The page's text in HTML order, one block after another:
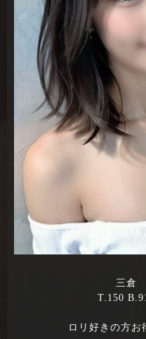
三倉
T.150
ロリ好きの方お